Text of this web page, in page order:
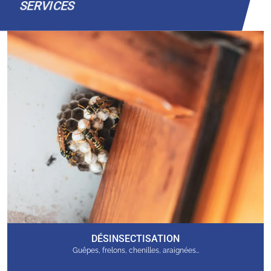
SERVICES
DÉSINSECTISATION
Guêpes, frelons, chenilles, araignées…